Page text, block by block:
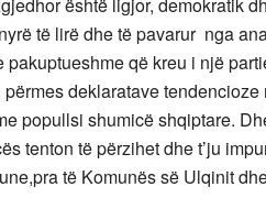
të lirë dhe të pavarur nga
që kreu i një
deklaratave
popullsi shumicë shqiptare.
tenton të përzihet dhe t’ju
të Komunës së Ulqinit